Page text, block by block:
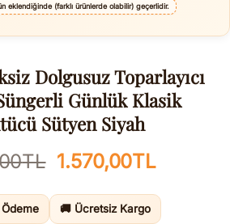
eklendiğinde (farklı ürünlerde olabilir) geçerlidir.
Dolgusuz Toparlayıcı
Günlük Klasik
Sütyen Siyah
TL Orijinal
2.200,00TL.
1.570,00TLŞu
Ödeme 🚚 Ücretsiz Kargo